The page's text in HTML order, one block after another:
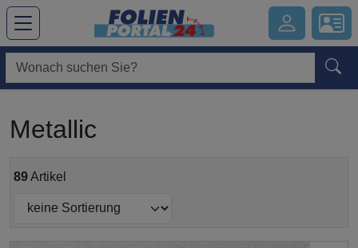
Hauptregion der Seite anspringen
Metallic
89Artikel